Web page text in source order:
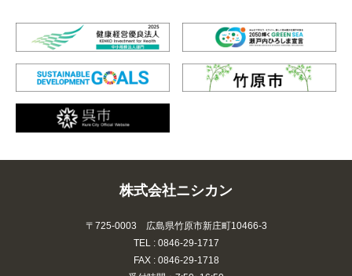
株式会社ニシカン
〒725-0003 広島県竹原市新庄町10466-3
TEL : 0846-29-1717
FAX : 0846-29-1718